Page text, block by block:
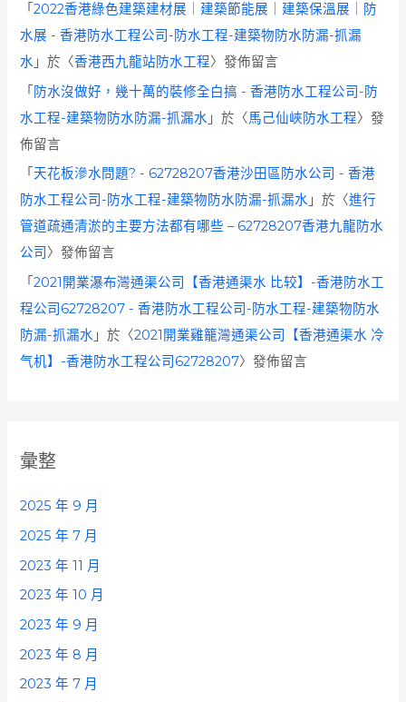
「2022香港綠色建築建材展｜建築節能展｜建築保溫展｜防
水展 - 香港防水工程公司-防水工程-建築物防水防漏-抓漏
水 」於〈香港西九龍站防水工程〉發佈留言
「 防水沒做好，幾十萬的裝修全白搞 - 香港防水工程公司-防
水工程-建築物防水防漏-抓漏水 」於〈馬己仙峽防水工程〉發
佈留言
「 天花板滲水問題? - 62728207香港沙田區防水公司 - 香港
防水工程公司-防水工程-建築物防水防漏-抓漏水 」於〈進行
管道疏通清淤的主要方法都有哪些 – 62728207香港九龍防水
公司 〉發佈留言
「2021開業瀑布灣通渠公司【香港通渠水 比较】-香港防水工
程公司62728207 - 香港防水工程公司-防水工程-建築物防水
防漏-抓漏水 」於〈2021開業雞籠灣通渠公司【香港通渠水 冷
气机】-香港防水工程公司62728207〉發佈留言
彙整
2025 年 9 月
2025 年 7 月
2023 年 11 月
2023 年 10 月
2023 年 9 月
2023 年 8 月
2023 年 7 月